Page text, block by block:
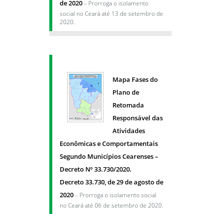
de 2020– Prorroga o isolamento
social no Ceará até 13 de setembro de
2020.
Mapa Fases do
Plano de
Retomada
Responsável das
Atividades
Econômicas e Comportamentais
Segundo Municípios Cearenses –
Decreto Nº 33.730/2020.
Decreto 33.730, de 29 de agosto de
2020– Prorroga o isolamento social
no Ceará até 06 de setembro de 2020.